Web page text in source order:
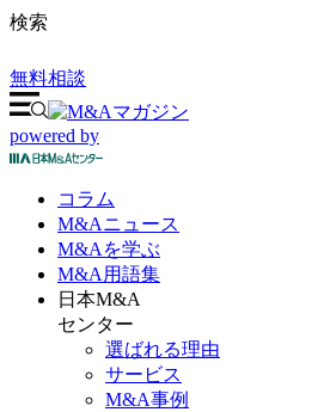
検索
無料相談
powered by
コラム
M&Aニュース
M&Aを学ぶ
M&A 用語集
日本M&A
センター
選ばれる理由
サービス
M&A事例